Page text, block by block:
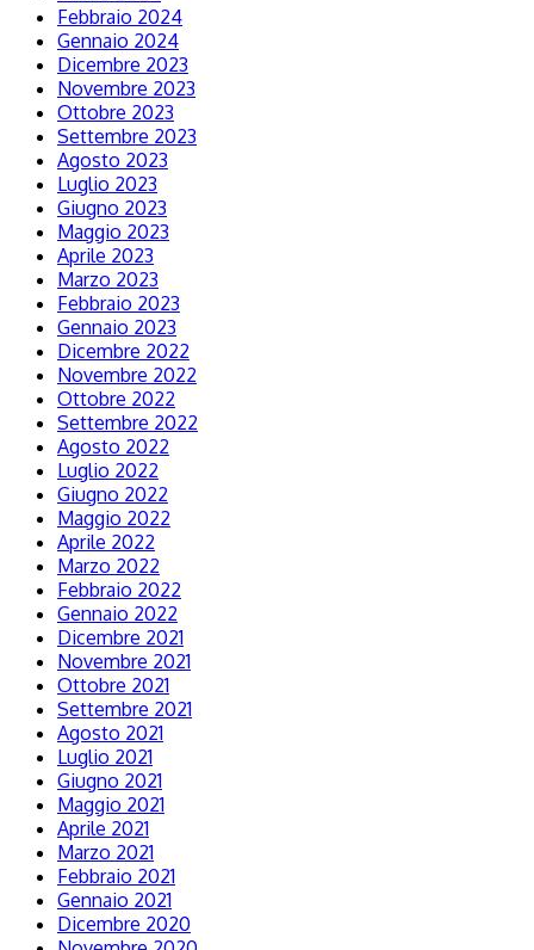
Febbraio 2024
Gennaio 2024
Dicembre 2023
Novembre 2023
Ottobre 2023
Settembre 2023
Agosto 2023
Luglio 2023
Giugno 2023
Maggio 2023
Aprile 2023
Marzo 2023
Febbraio 2023
Gennaio 2023
Dicembre 2022
Novembre 2022
Ottobre 2022
Settembre 2022
Agosto 2022
Luglio 2022
Giugno 2022
Maggio 2022
Aprile 2022
Marzo 2022
Febbraio 2022
Gennaio 2022
Dicembre 2021
Novembre 2021
Ottobre 2021
Settembre 2021
Agosto 2021
Luglio 2021
Giugno 2021
Maggio 2021
Aprile 2021
Marzo 2021
Febbraio 2021
Gennaio 2021
Dicembre 2020